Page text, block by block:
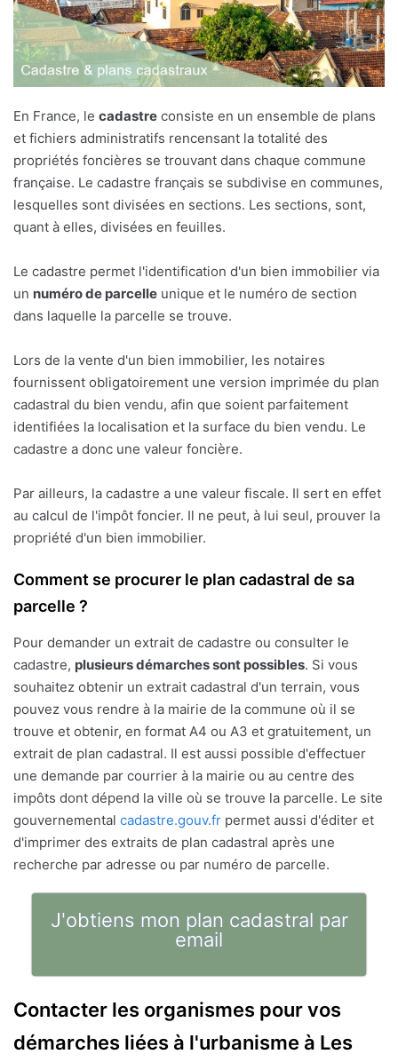
En France, le cadastre consiste en un ensemble de plans
et fichiers administratifs rencensant la totalité des
propriétés foncières se trouvant dans chaque commune
française. Le cadastre français se subdivise en communes,
lesquelles sont divisées en sections. Les sections, sont,
quant à elles, divisées en feuilles.
Le cadastre permet l'identification d'un bien immobilier via
un numéro de parcelle unique et le numéro de section
dans laquelle la parcelle se trouve.
Lors de la vente d'un bien immobilier, les notaires
fournissent obligatoirement une version imprimée du plan
cadastral du bien vendu, afin que soient parfaitement
identifiées la localisation et la surface du bien vendu. Le
cadastre a donc une valeur foncière.
Par ailleurs, la cadastre a une valeur fiscale. Il sert en effet
au calcul de l'impôt foncier. Il ne peut, à lui seul, prouver la
propriété d'un bien immobilier.
Comment se procurer le plan cadastral de sa
parcelle ?
Pour demander un extrait de cadastre ou consulter le
cadastre, plusieurs démarches sont possibles. Si vous
souhaitez obtenir un extrait cadastral d'un terrain, vous
pouvez vous rendre à la mairie de la commune où il se
trouve et obtenir, en format A4 ou A3 et gratuitement, un
extrait de plan cadastral. Il est aussi possible d'effectuer
une demande par courrier à la mairie ou au centre des
impôts dont dépend la ville où se trouve la parcelle. Le site
gouvernemental cadastre.gouv.fr permet aussi d'éditer et
d'imprimer des extraits de plan cadastral après une
recherche par adresse ou par numéro de parcelle.
J'obtiens mon plan cadastral par
email
Contacter les organismes pour vos
démarches liées à l'urbanisme à Les